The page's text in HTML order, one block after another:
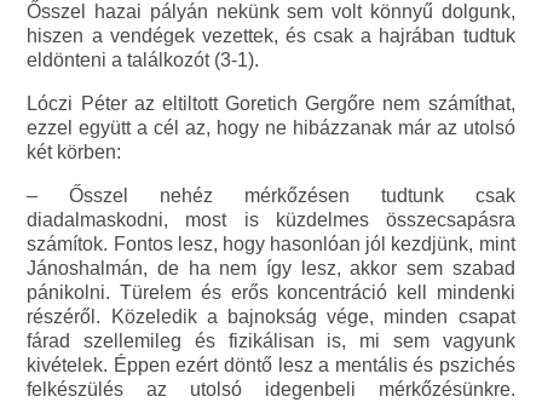
Ősszel hazai pályán nekünk sem volt könnyű dolgunk,
hiszen a vendégek vezettek, és csak a hajrában tudtuk
eldönteni a találkozót (3-1).
Lóczi Péter az eltiltott Goretich Gergőre nem számíthat,
ezzel együtt a cél az, hogy ne hibázzanak már az utolsó
két körben:
– Ősszel nehéz mérkőzésen tudtunk csak
diadalmaskodni, most is küzdelmes összecsapásra
számítok. Fontos lesz, hogy hasonlóan jól kezdjünk, mint
Jánoshalmán, de ha nem így lesz, akkor sem szabad
pánikolni. Türelem és erős koncentráció kell mindenki
részéről. Közeledik a bajnokság vége, minden csapat
fárad szellemileg és fizikálisan is, mi sem vagyunk
kivételek. Éppen ezért döntő lesz a mentális és pszichés
felkészülés az utolsó idegenbeli mérkőzésünkre.